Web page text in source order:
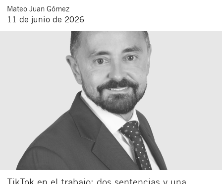
Mateo Juan Gómez
11 de junio de 2026
TikTok en el trabajo: dos sentencias y una